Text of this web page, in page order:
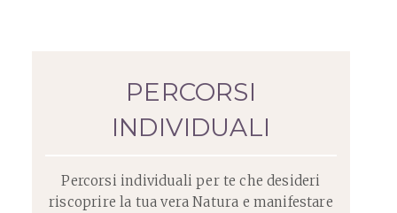
PERCORSI
INDIVIDUALI
Percorsi individuali per te che desideri
riscoprire la tua vera Natura e manifestare